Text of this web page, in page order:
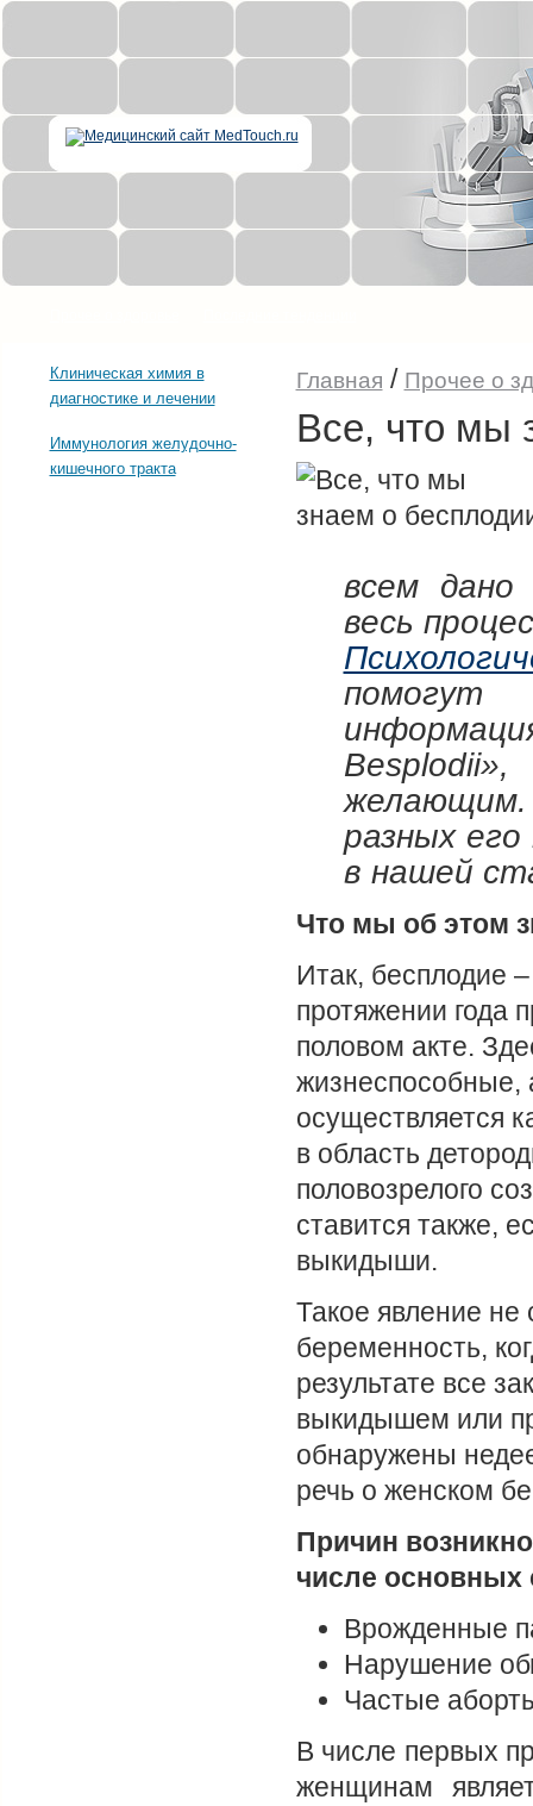
Клиническая химия в
диагностике и лечении
Иммунология желудочно-
кишечного тракта
Главная / Прочее о
Все, что мы
всем
весь
помогут
желающим.
разных
в нашей
Что мы об этом
Итак, бесплодие
протяжении года
половом акте.
жизнеспособные,
осуществляется
в область
половозрелого
ставится также,
выкидыши.
Такое явление не
беременность,
результате все
выкидышем или
обнаружены
речь о женском
Причин
числе основных
Врожденные
Нарушение
Частые
В числе первых
женщинам